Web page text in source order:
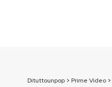
Dituttounpop > Prime Video >